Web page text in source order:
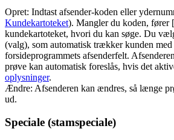
Opret: Indtast afsender-koden eller
Kundekartoteket). Mangler du koden,
kundekartoteket, hvori du kan søge. Du
(valg), som automatisk trækker kunden
forsideprogrammets afsenderfelt.
prøve kan automatisk foreslås, hvis det
oplysninger.
Ændre: Afsenderen kan ændres, så længe
ud.
Speciale (stamspeciale)